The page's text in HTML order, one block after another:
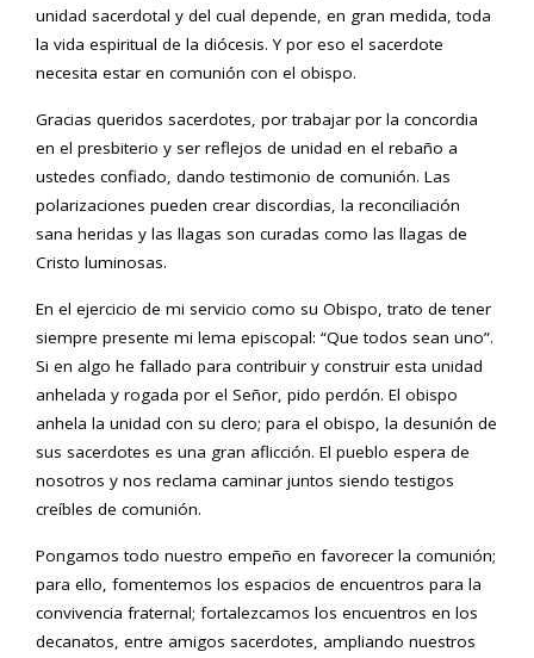
unidad sacerdotal y del cual depende, en gran medida, toda
la vida espiritual de la diócesis. Y por eso el sacerdote
necesita estar en comunión con el obispo.
Gracias queridos sacerdotes, por trabajar por la concordia
en el presbiterio y ser reflejos de unidad en el rebaño a
ustedes confiado, dando testimonio de comunión. Las
polarizaciones pueden crear discordias, la reconciliación
sana heridas y las llagas son curadas como las llagas de
Cristo luminosas.
En el ejercicio de mi servicio como su Obispo, trato de tener
siempre presente mi lema episcopal: “Que todos sean uno”.
Si en algo he fallado para contribuir y construir esta unidad
anhelada y rogada por el Señor, pido perdón. El obispo
anhela la unidad con su clero; para el obispo, la desunión de
sus sacerdotes es una gran aflicción. El pueblo espera de
nosotros y nos reclama caminar juntos siendo testigos
creíbles de comunión.
Pongamos todo nuestro empeño en favorecer la comunión;
para ello, fomentemos los espacios de encuentros para la
convivencia fraternal; fortalezcamos los encuentros en los
decanatos, entre amigos sacerdotes, ampliando nuestros